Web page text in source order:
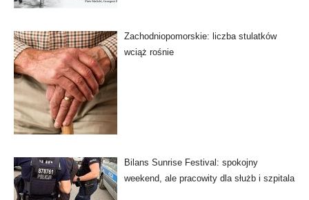
Zachodniopomorskie: liczba stulatków
wciąż rośnie
Bilans Sunrise Festival: spokojny
weekend, ale pracowity dla służb i szpitala